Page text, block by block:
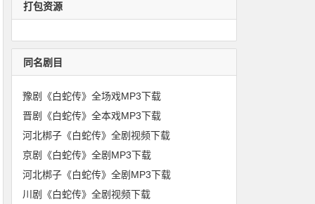
打包资源
同名剧目
豫剧《白蛇传》全场戏MP3下载
晋剧《白蛇传》全本戏MP3下载
河北梆子《白蛇传》全剧视频下载
京剧《白蛇传》全剧MP3下载
河北梆子《白蛇传》全剧MP3下载
川剧《白蛇传》全剧视频下载